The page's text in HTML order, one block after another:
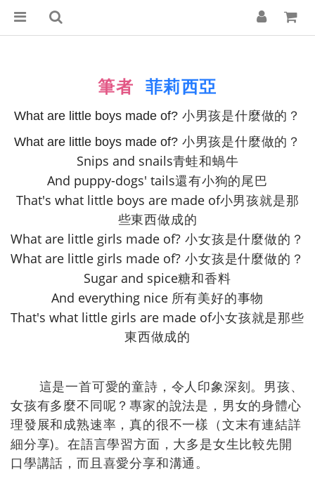
筆者 菲莉西亞
What are little boys made of? 小男孩是什麼做的？
What are little boys made of? 小男孩是什麼做的？
Snips and snails青蛙和蝸牛
And puppy-dogs' tails還有小狗的尾巴
That's what little boys are made of小男孩就是那
些東西做成的
What are little girls made of? 小女孩是什麼做的？
What are little girls made of? 小女孩是什麼做的？
Sugar and spice糖和香料
And everything nice 所有美好的事物
That's what little girls are made of小女孩就是那些
東西做成的
這是一首可愛的童詩，令人印象深刻。男孩、
女孩有多麼不同呢？專家的說法是，男女的身體心
理發展和成熟速率，真的很不一樣（文末有連結詳
細分享)。在語言學習方面，大多是女生比較先開
口學講話，而且喜愛分享和溝通。